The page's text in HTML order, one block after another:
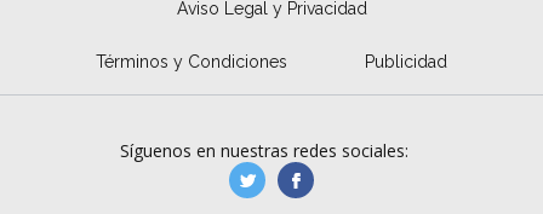
Aviso Legal y Privacidad
Términos y Condiciones Publicidad
Síguenos en nuestras redes sociales:
manufacturaGE